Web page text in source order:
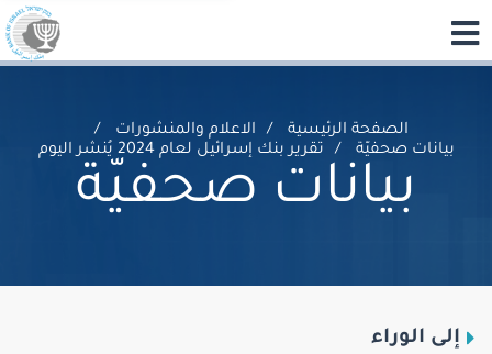
الصفحة الرئيسية
الاعلام والمنشورات
بيانات صحفيّة
تقرير بنك إسرائيل لعام 2024 يُنشر اليوم
بيانات صحفيّة
إلى الوراء